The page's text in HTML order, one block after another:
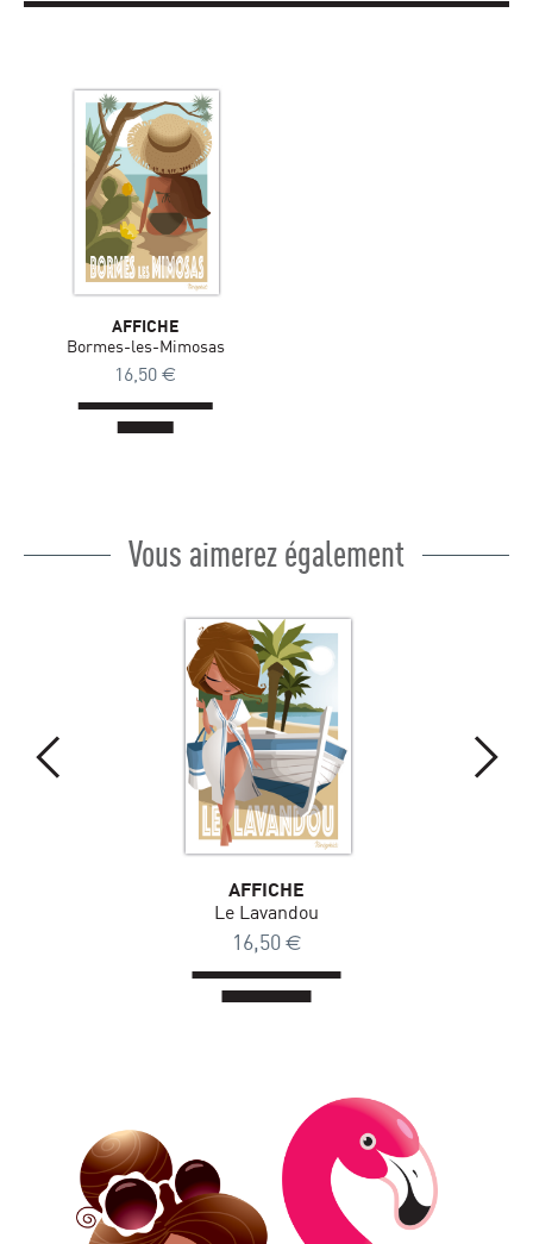
AFFICHE
Bormes-les-Mimosas
16,50 €
Vous aimerez également
AFFICHE
Le Lavandou
16,50 €